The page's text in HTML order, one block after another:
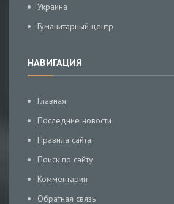
Украина
Гуманитарный центр
НАВИГАЦИЯ
Главная
Последние новости
Правила сайта
Поиск по сайту
Комментарии
Обратная связь